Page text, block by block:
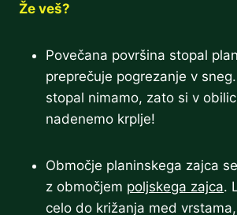
Že veš?
Povečana površina stopal
preprečuje pogrezanje v
stopal nimamo, zato si v
nadenemo krplje!
Območje planinskega zajca
z območjem poljskega zajca.
celo do križanja med